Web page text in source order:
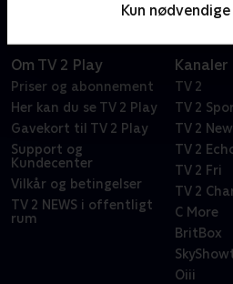
Kun
Om TV 2 Play
Priser og abonnement
Her kan du se TV 2 Play
Gavekort til TV 2 Play
Support og
Kundecenter
Vilkår og betingelser
TV 2 NEWS i offentligt
rum
Kanaler
TV 2
TV 2
TV 2
TV 2
TV 2 Fri
TV 2
C More
BritBox
Oiii